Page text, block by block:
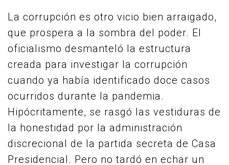
La corrupción es otro vicio bien arraigado,
que prospera a la sombra del poder. El
oficialismo desmanteló la estructura
creada para investigar la corrupción
cuando ya había identificado doce casos
ocurridos durante la pandemia.
Hipócritamente, se rasgó las vestiduras de
la honestidad por la administración
discrecional de la partida secreta de Casa
Presidencial. Pero no tardó en echar un